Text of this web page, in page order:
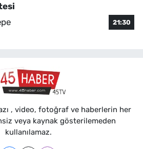
21:30
, video, fotoğraf ve haberlerin her
veya kaynak gösterilemeden
kullanılamaz.